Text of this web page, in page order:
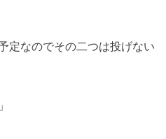
定なのでその二つは投げない